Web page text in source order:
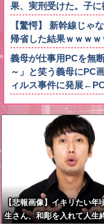
果、実刑受けた。子
【驚愕】 新幹線じゃ
帰省した結果ｗｗｗｗ
義母が仕事用PCを無
～」と笑う義母にPC
ィルス事件に発展
【悲報画像】イキリたい年
生さん、和彫を入れて人生